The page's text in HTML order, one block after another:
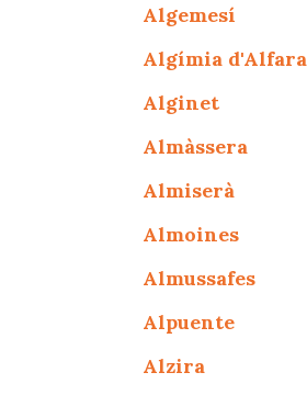
Algemesí
Algímia d'Alfara
Alginet
Almàssera
Almiserà
Almoines
Almussafes
Alpuente
Alzira